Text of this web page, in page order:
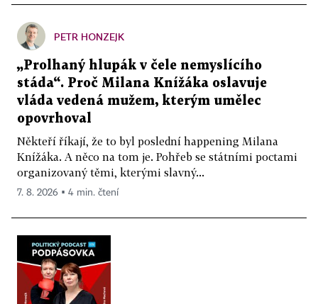
PETR HONZEJK
„Prolhaný hlupák v čele nemyslícího
stáda“. Proč Milana Knížáka oslavuje
vláda vedená mužem, kterým umělec
opovrhoval
Někteří říkají, že to byl poslední happening Milana
Knížáka. A něco na tom je. Pohřeb se státními poctami
organizovaný těmi, kterými slavný...
7. 8. 2026 ▪ 4 min. čtení